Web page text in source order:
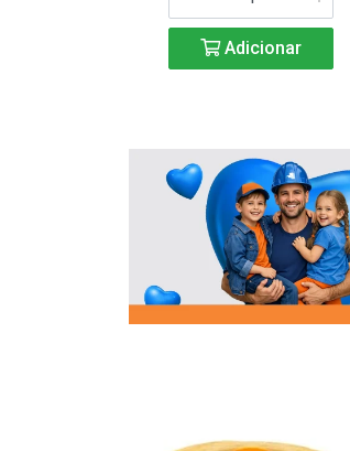
Adicionar